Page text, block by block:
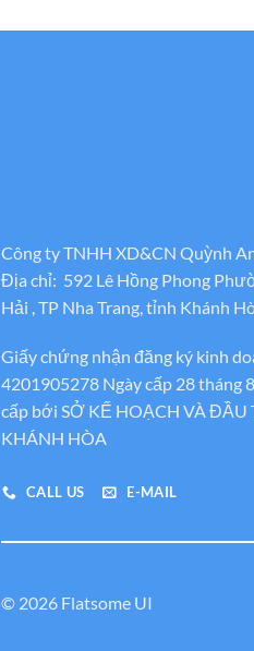
Công ty TNHH XD&CN Quỳnh
Địa chỉ: 592 Lê Hồng Phong
Hải , TP Nha Trang, tỉnh Khánh
Giấy chứng nhận đăng ký kinh
4201905278 Ngày cấp 28 tháng
cấp bới SỞ KẾ HOẠCH VÀ ĐẦU
KHÁNH HÒA
CALL US E-MAIL
© 2026 Flatsome UI